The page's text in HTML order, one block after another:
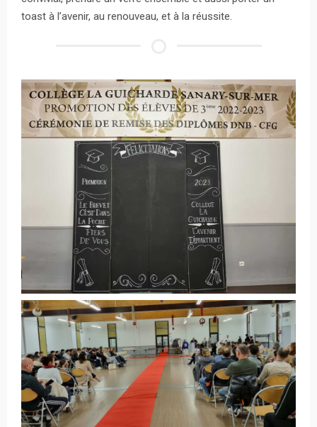
toast à l’avenir, au renouveau, et à la réussite.